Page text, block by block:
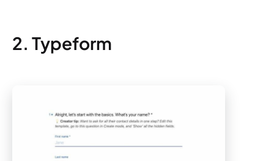
2. Typeform